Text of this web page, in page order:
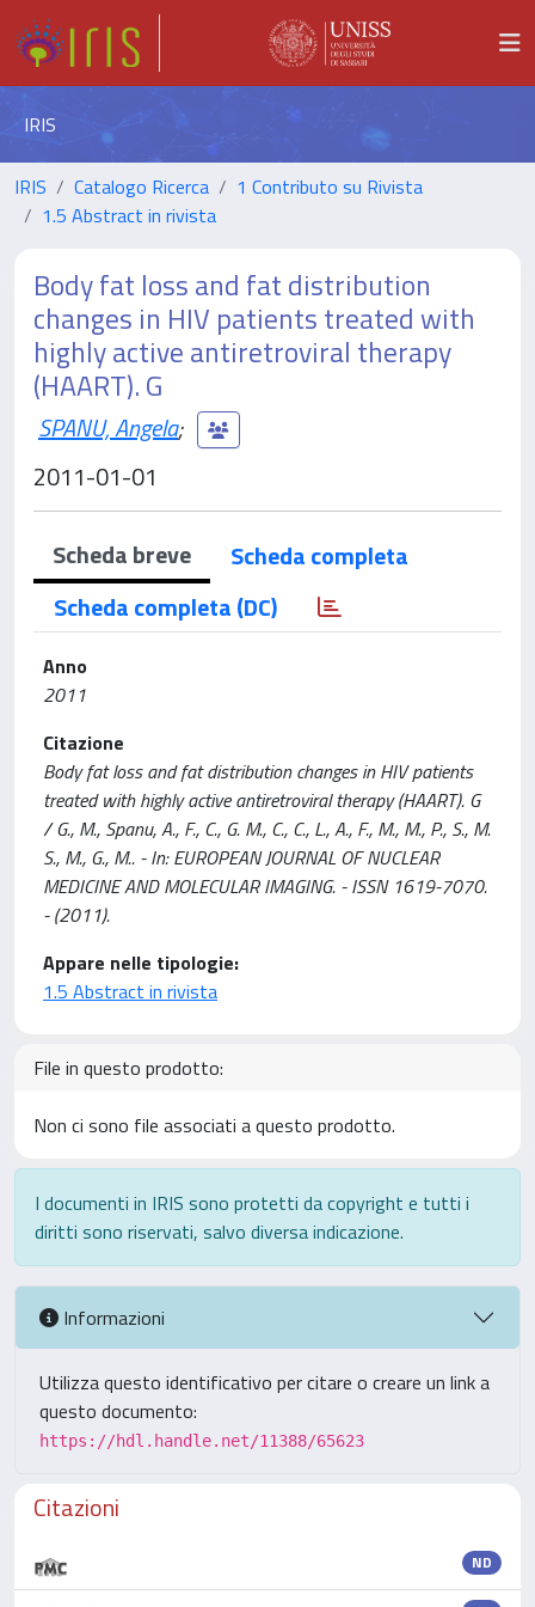
IRIS
IRIS Catalogo Ricerca
1 Contributo su Rivista
1.5 Abstract in rivista
Body fat loss and fat distribution
changes in HIV patients treated with
highly active antiretroviral therapy
(HAART). G
SPANU, Angela;
2011-01-01
Scheda breve
Scheda completa
Scheda completa (DC)
Anno
2011
Citazione
Body fat loss and fat distribution changes in HIV patients
treated with highly active antiretroviral therapy (HAART). G
/ G., M., Spanu, A., F., C., G. M., C., C., L., A., F., M., M., P., S., M.
S., M., G., M.. - In: EUROPEAN JOURNAL OF NUCLEAR
MEDICINE AND MOLECULAR IMAGING. - ISSN 1619-7070.
- (2011).
Appare nelle tipologie:
1.5 Abstract in rivista
File in questo prodotto:
Non ci sono file associati a questo prodotto.
I documenti in IRIS sono protetti da copyright e tutti i
diritti sono riservati, salvo diversa indicazione.
Informazioni
Utilizza questo identificativo per citare o creare un link a
questo documento:
https://hdl.handle.net/11388/65623
Citazioni
ND